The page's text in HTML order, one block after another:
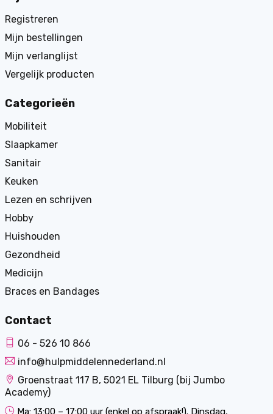
Registreren
Mijn bestellingen
Mijn verlanglijst
Vergelijk producten
Categorieën
Mobiliteit
Slaapkamer
Sanitair
Keuken
Lezen en schrijven
Hobby
Huishouden
Gezondheid
Medicijn
Braces en Bandages
Contact
06 - 526 10 866
info@hulpmiddelennederland.nl
Groenstraat 117 B, 5021 EL Tilburg (bij Jumbo
Academy)
Ma: 13:00 – 17:00 uur (enkel op afspraak!). Dinsdag,